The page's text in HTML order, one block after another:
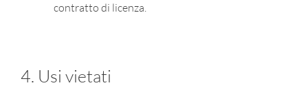
contratto di licenza.
4. Usi vietati